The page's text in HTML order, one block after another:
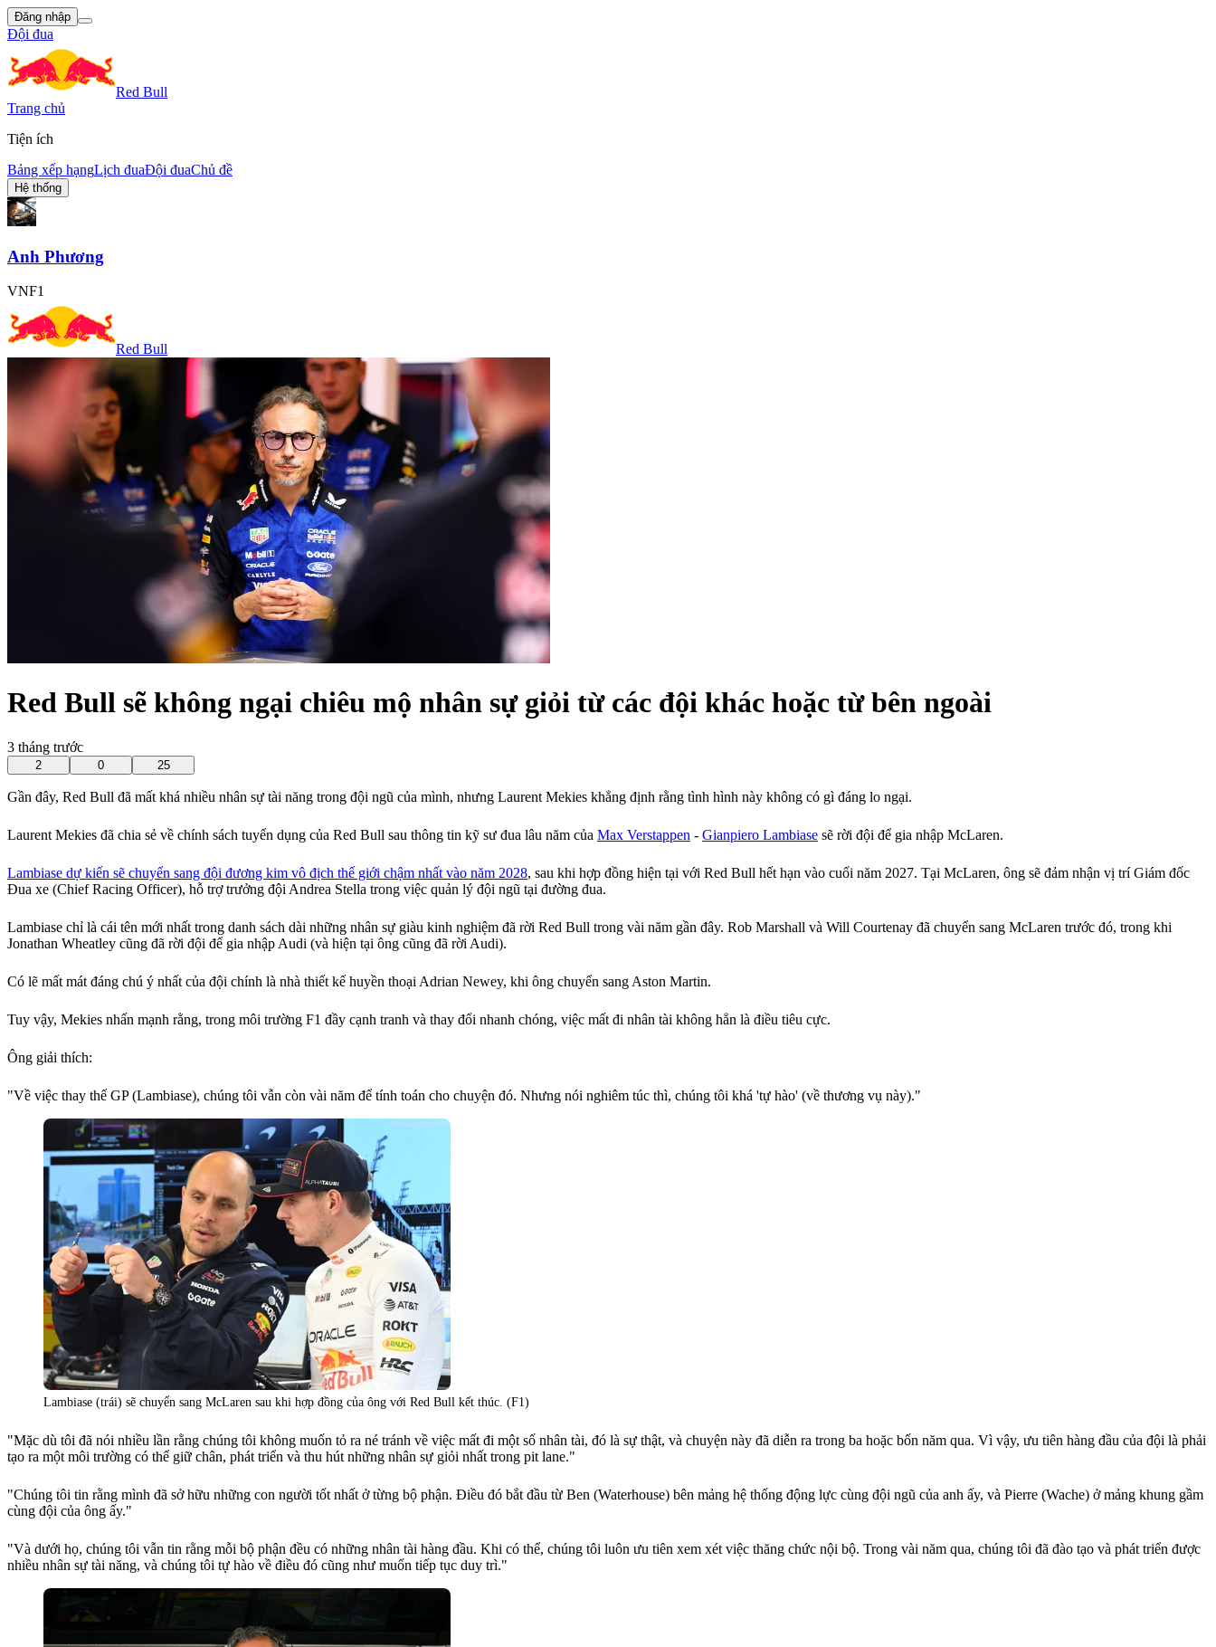
Đăng nhập
Đội đua
Red Bull
Trang chủ
Tiện ích
Bảng xếp hạngLịch đuaĐội đuaChủ đề
Hệ thống
Anh Phương
VNF1
Red Bull
Red Bull sẽ không ngại chiêu mộ nhân sự giỏi từ các đội khác hoặc từ bên ngoài
3 tháng trước
2 0 25
Gần đây, Red Bull đã mất khá nhiều nhân sự tài năng trong đội ngũ của mình, nhưng Laurent Mekies khẳng định rằng tình hình này không có gì đáng lo ngại.
Laurent Mekies đã chia sẻ về chính sách tuyển dụng của Red Bull sau thông tin kỹ sư đua lâu năm của Max Verstappen - Gianpiero Lambiase sẽ rời đội để gia nhập McLaren.
Lambiase dự kiến sẽ chuyển sang đội đương kim vô địch thế giới chậm nhất vào năm 2028, sau khi hợp đồng hiện tại với Red Bull hết hạn vào cuối năm 2027. Tại McLaren, ông sẽ đảm nhận vị trí Giám đốc
Đua xe (Chief Racing Officer), hỗ trợ trưởng đội Andrea Stella trong việc quản lý đội ngũ tại đường đua.
Lambiase chỉ là cái tên mới nhất trong danh sách dài những nhân sự giàu kinh nghiệm đã rời Red Bull trong vài năm gần đây. Rob Marshall và Will Courtenay đã chuyển sang McLaren trước đó, trong khi
Jonathan Wheatley cũng đã rời đội để gia nhập Audi (và hiện tại ông cũng đã rời Audi).
Có lẽ mất mát đáng chú ý nhất của đội chính là nhà thiết kế huyền thoại Adrian Newey, khi ông chuyển sang Aston Martin.
Tuy vậy, Mekies nhấn mạnh rằng, trong môi trường F1 đầy cạnh tranh và thay đổi nhanh chóng, việc mất đi nhân tài không hẳn là điều tiêu cực.
Ông giải thích:
"Về việc thay thế GP (Lambiase), chúng tôi vẫn còn vài năm để tính toán cho chuyện đó. Nhưng nói nghiêm túc thì, chúng tôi khá 'tự hào' (về thương vụ này)."
Lambiase (trái) sẽ chuyển sang McLaren sau khi hợp đồng của ông với Red Bull kết thúc. (F1)
"Mặc dù tôi đã nói nhiều lần rằng chúng tôi không muốn tỏ ra né tránh về việc mất đi một số nhân tài, đó là sự thật, và chuyện này đã diễn ra trong ba hoặc bốn năm qua. Vì vậy, ưu tiên hàng đầu của đội là phải
tạo ra một môi trường có thể giữ chân, phát triển và thu hút những nhân sự giỏi nhất trong pit lane."
"Chúng tôi tin rằng mình đã sở hữu những con người tốt nhất ở từng bộ phận. Điều đó bắt đầu từ Ben (Waterhouse) bên mảng hệ thống động lực cùng đội ngũ của anh ấy, và Pierre (Wache) ở mảng khung gầm
cùng đội của ông ấy."
"Và dưới họ, chúng tôi vẫn tin rằng mỗi bộ phận đều có những nhân tài hàng đầu. Khi có thể, chúng tôi luôn ưu tiên xem xét việc thăng chức nội bộ. Trong vài năm qua, chúng tôi đã đào tạo và phát triển được
nhiều nhân sự tài năng, và chúng tôi tự hào về điều đó cũng như muốn tiếp tục duy trì."